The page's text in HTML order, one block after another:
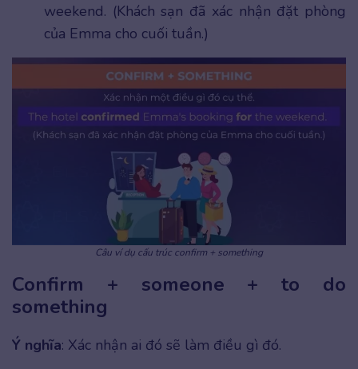
weekend. (Khách sạn đã xác nhận đặt phòng
của Emma cho cuối tuần.)
Câu ví dụ cấu trúc confirm + something
Confirm + someone + to do
something
Ý nghĩa: Xác nhận ai đó sẽ làm điều gì đó.